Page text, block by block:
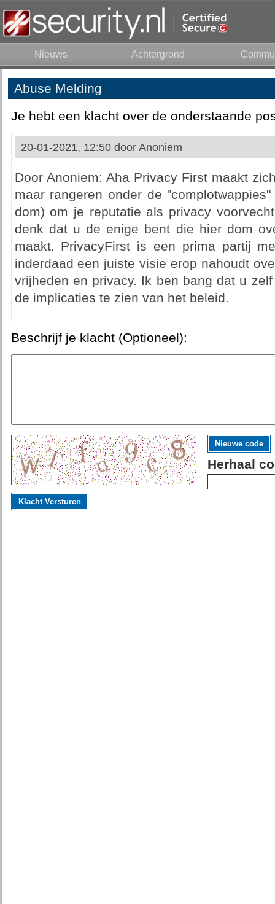
Nieuws Achtergrond
Abuse Melding
Je hebt een klacht over de onderstaande
20-01-2021, 12:50 door Anoniem
Door Anoniem: Aha Privacy First maakt
maar rangeren onder de
dom) om je reputatie als privacy
denk dat u de enige bent die hier dom
maakt. PrivacyFirst is een prima partij
inderdaad een juiste visie erop nahoudt
vrijheden en privacy. Ik ben bang dat u
de implicaties te zien van het beleid.
Beschrijf je klacht (Optioneel):
Nieuwe code
Herhaal
Klacht Versturen